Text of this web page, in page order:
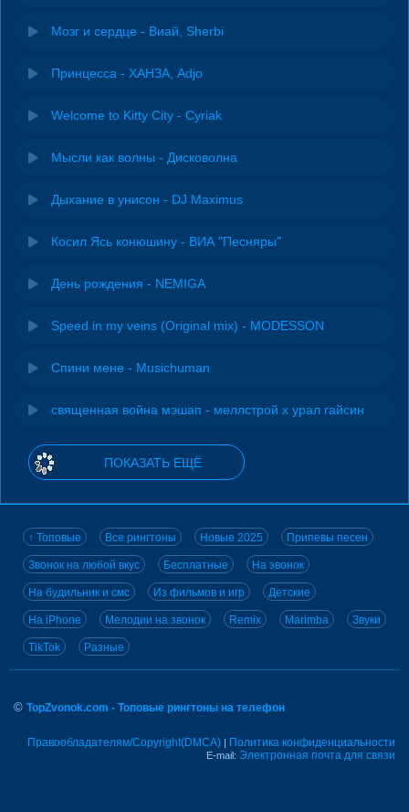
Мозг и сердце - Виай, Sherbi
Принцесса - ХАНЗА, Adjo
Welcome to Kitty City - Cyriak
Мысли как волны - Дисковолна
Дыхание в унисон - DJ Maximus
Косил Ясь конюшину - ВИА "Песняры"
День рождения - NEMIGA
Speed in my veins (Original mix) - MODESSON
Спини мене - Musichuman
священная война мэшап - меллстрой х урал гайсин
ПОКАЗАТЬ ЕЩЁ
↑ Топовые Все рингтоны Новые 2025 Припевы песен
Звонок на любой вкус Бесплатные На звонок
На будильник и смс Из фильмов и игр Детские
На iPhone Мелодии на звонок Remix Marimba Звуки
TikTok Разные
© TopZvonok.com - Топовые рингтоны на телефон
Правообладателям/Copyright(DMCA) | Политика конфиденциальности
E-mail: Электронная почта для связи